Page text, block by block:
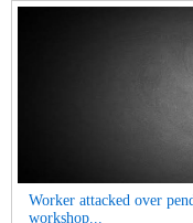
Worker attacked over
workshop...